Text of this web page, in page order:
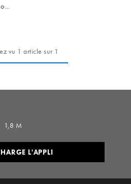
vu 1 article sur 1
1,8 M
L'APPLI